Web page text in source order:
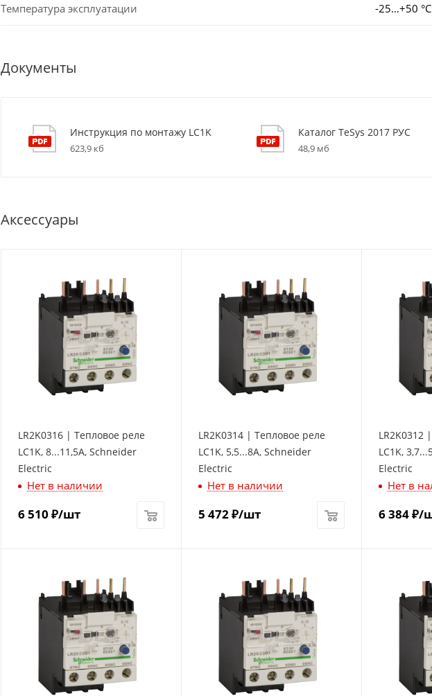
Температура эксплуатации -25…+50 °С
Документы
Инструкция по монтажу LC1K
623,9 кб
Каталог TeSys 2017 РУС
48,9 мб
Аксессуары
LR2K0316 | Тепловое реле
LC1K, 8...11,5A, Schneider
Electric
Нет в наличии
6 510 ₽/шт
LR2K0314 | Тепловое реле
LC1K, 5,5...8A, Schneider
Electric
Нет в наличии
5 472₽/шт
LR2K0312
LC1K,
Electric
Нет в
6 384₽/